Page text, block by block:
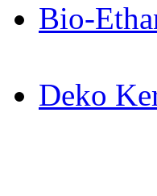
Bio-
Deko